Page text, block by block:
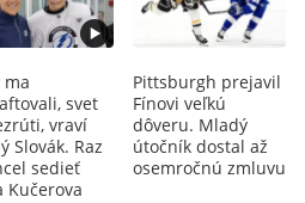
ma
svet
vraví
Slovák. Raz
sedieť
Kučerova
Pittsburgh prejavil
Fínovi veľkú
dôveru. Mladý
útočník dostal až
osemročnú zmluvu